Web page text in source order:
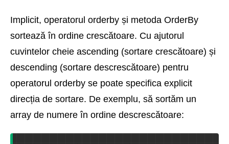
Implicit, operatorul orderby și metoda OrderBy
sortează în ordine crescătoare. Cu ajutorul
cuvintelor cheie ascending (sortare crescătoare) și
descending (sortare descrescătoare) pentru
operatorul orderby se poate specifica explicit
direcția de sortare. De exemplu, să sortăm un
array de numere în ordine descrescătoare: